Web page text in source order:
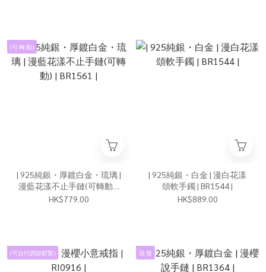
(可 轉 動)
| 925純銀・厚鍍白金・琉璃 |
漫藍花漾不止手鏈(可轉動) |
BR1561 |
HK$779.00
| 925純銀・白金 | 漫白花漾
頌軟手鐲 | BR1544 |
HK$889.00
(可自行調節鬆緊) 現 貨